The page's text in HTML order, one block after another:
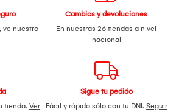
laptop?
para gamers, creadores de
estudiantes de carreras técnicas y
de la Lenovo Legion Pro 5 y lleva tu
creación y juego a un nuevo nivel
y confiable.
ve nuestro
Cambios y devoluciones
En nuestras 26 tiendas a nivel
nacional
tienda. Ver
Sigue tu pedido
Fácil y rápido sólo con tu DNI. Seguir